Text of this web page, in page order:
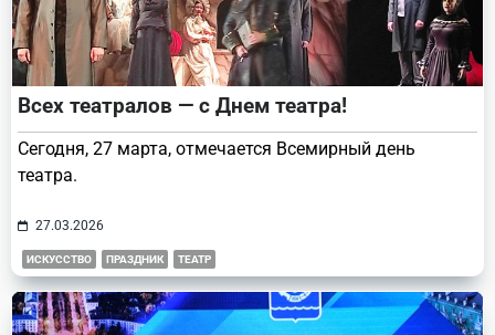
Всех театралов — с Днем театра!
Сегодня, 27 марта, отмечается Всемирный день
театра.
27.03.2026
ИСКУССТВО ПРАЗДНИК ТЕАТР